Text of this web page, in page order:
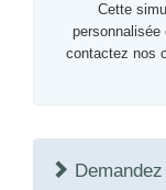
Cette
contactez nos